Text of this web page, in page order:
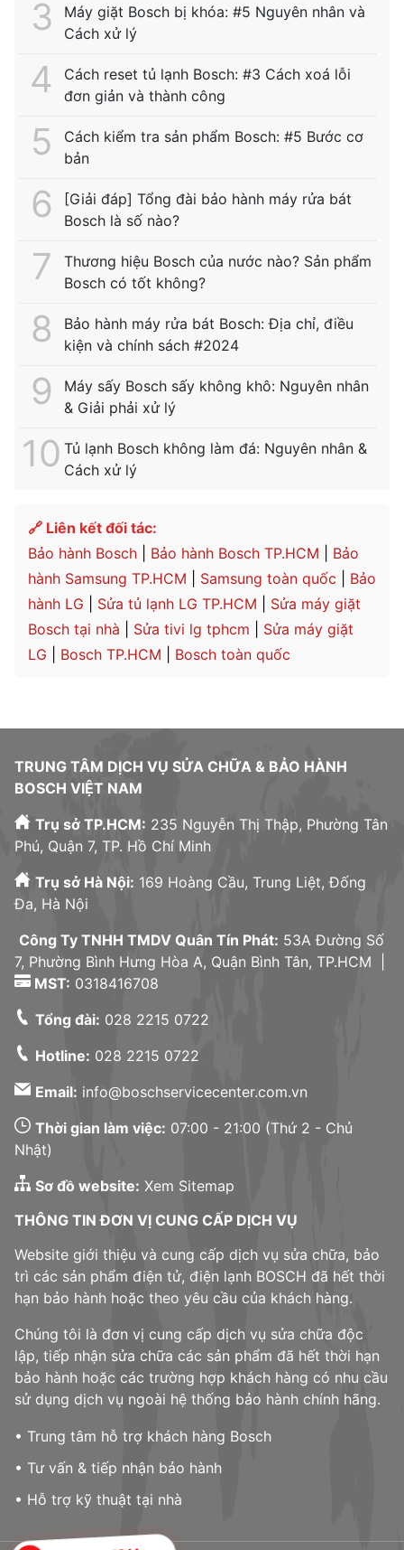
Máy giặt Bosch bị khóa: #5 Nguyên nhân và
Cách xử lý
Cách reset tủ lạnh Bosch: #3 Cách xoá lỗi
đơn giản và thành công
Cách kiểm tra sản phẩm Bosch: #5 Bước cơ
bản
[Giải đáp] Tổng đài bảo hành máy rửa bát
Bosch là số nào?
Thương hiệu Bosch của nước nào? Sản phẩm
Bosch có tốt không?
Bảo hành máy rửa bát Bosch: Địa chỉ, điều
kiện và chính sách #2024
Máy sấy Bosch sấy không khô: Nguyên nhân
& Giải phải xử lý
Tủ lạnh Bosch không làm đá: Nguyên nhân &
Cách xử lý
🔗 Liên kết đối tác:
Bảo hành Bosch
Bảo hành Bosch TP.HCM
Bảo
hành Samsung TP.HCM
Samsung toàn quốc
Bảo
hành LG
Sửa tủ lạnh LG TP.HCM
Sửa máy giặt
Bosch tại nhà
Sửa tivi lg tphcm
Sửa máy giặt
LG
Bosch TP.HCM Bosch toàn quốc
TRUNG TÂM DỊCH VỤ SỬA CHỮA & BẢO HÀNH
BOSCH VIỆT NAM
Trụ sở TP.HCM: 235 Nguyễn Thị Thập, Phường Tân
Phú, Quận 7, TP. Hồ Chí Minh
Trụ sở Hà Nội: 169 Hoàng Cầu, Trung Liệt, Đống
Đa, Hà Nội
Công Ty TNHH TMDV Quân Tín Phát: 53A Đường Số
7, Phường Bình Hưng Hòa A, Quận Bình Tân, TP.HCM |
MST: 0318416708
Tổng đài: 028 2215 0722
Hotline: 028 2215 0722
Email: info@boschservicecenter.com.vn
Thời gian làm việc: 07:00 - 21:00 (Thứ 2 - Chủ
Nhật)
Sơ đồ website: Xem Sitemap
THÔNG TIN ĐƠN VỊ CUNG CẤP DỊCH VỤ
Website giới thiệu và cung cấp dịch vụ sửa chữa, bảo
trì các sản phẩm điện tử, điện lạnh BOSCH đã hết thời
hạn bảo hành hoặc theo yêu cầu của khách hàng.
Chúng tôi là đơn vị cung cấp dịch vụ sửa chữa độc
lập, tiếp nhận sửa chữa các sản phẩm đã hết thời hạn
bảo hành hoặc các trường hợp khách hàng có nhu cầu
sử dụng dịch vụ ngoài hệ thống bảo hành chính hãng.
• Trung tâm hỗ trợ khách hàng Bosch
• Tư vấn & tiếp nhận bảo hành
• Hỗ trợ kỹ thuật tại nhà